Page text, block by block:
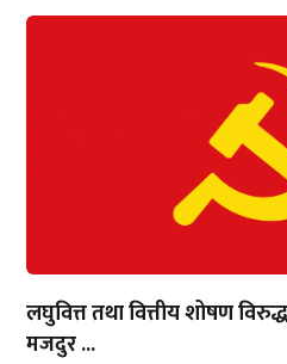
लघुवित्त तथा वित्तीय शोषण
मजदुर ...